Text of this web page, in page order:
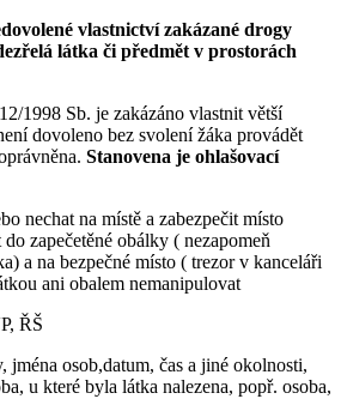
vlastnictví zakázané drogy
látka či předmět v prostorách
1998 Sb. je zakázáno vlastnit větší
dovoleno bez svolení žáka provádět
Stanovena je ohlašovací
nechat na místě a zabezpečit místo
zapečetěné obálky ( nezapomeň
a na bezpečné místo ( trezor v kanceláři
ani obalem nemanipulovat
ŘŠ
jména osob,datum, čas a jiné okolnosti,
u které byla látka nalezena, popř. osoba,